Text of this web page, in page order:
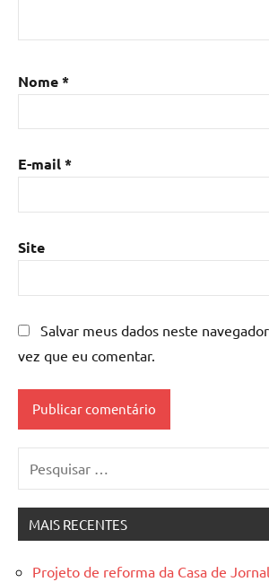
Nome*
E-mail*
Site
Salvar meus dados neste
vez que eu comentar.
MAIS RECENTES
Projeto de reforma da Casa de